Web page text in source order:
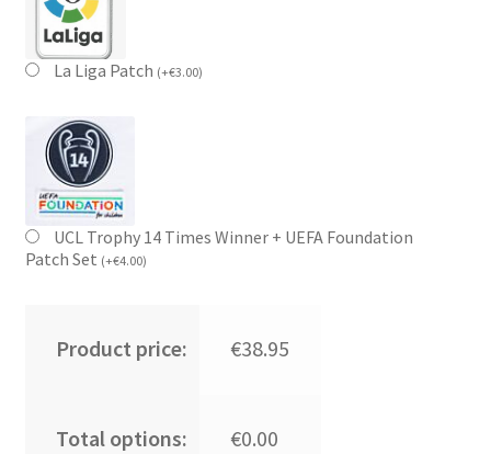
La Liga Patch (+€3.00)
UCL Trophy 14 Times Winner + UEFA Foundation
Patch Set (+€4.00)
Product price: €38.95
Total options: €0.00